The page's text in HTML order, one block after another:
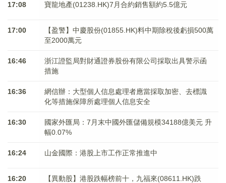
17:08 寶龍地產(01238.HK)7月合約銷售額約5.5億元
17:00
【盈警】中慶股份(01855.HK)料中期除稅後虧損500萬
至2000萬元
16:46
浙江證監局對財通證券股份有限公司採取出具警示函
措施
16:36
網信辦：大型個人信息處理者應當採取加密、去標識
化等措施保障所處理個人信息安全
16:30
國家外匯局：7月末中國外匯儲備規模34188億美元 升
幅0.07%
16:24 山金國際：港股上市工作正常推進中
16:20
【異動股】港股跌幅榜前十，九福來(08611.HK)跌